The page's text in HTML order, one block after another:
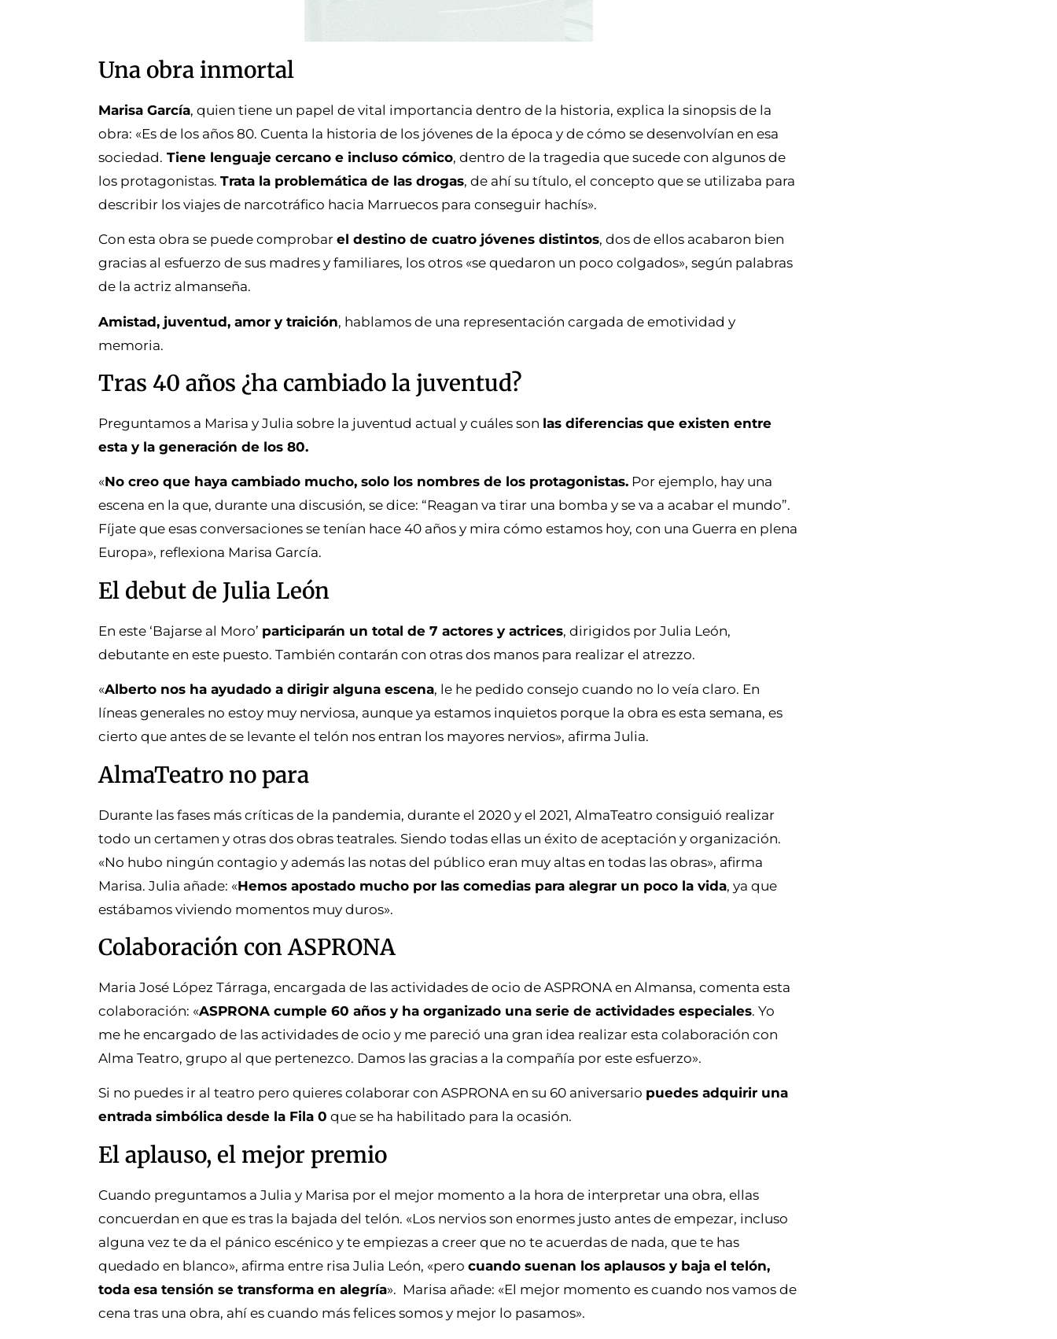
Una obra inmortal
Marisa García, quien tiene un papel de vital importancia dentro de la historia, explica la sinopsis de la
obra: «Es de los años 80. Cuenta la historia de los jóvenes de la época y de cómo se desenvolvían en esa
sociedad. Tiene lenguaje cercano e incluso cómico, dentro de la tragedia que sucede con algunos de
los protagonistas. Trata la problemática de las drogas, de ahí su título, el concepto que se utilizaba para
describir los viajes de narcotráfico hacia Marruecos para conseguir hachís».
Con esta obra se puede comprobar el destino de cuatro jóvenes distintos, dos de ellos acabaron bien
gracias al esfuerzo de sus madres y familiares, los otros «se quedaron un poco colgados», según palabras
de la actriz almanseña.
Amistad, juventud, amor y traición, hablamos de una representación cargada de emotividad y
memoria.
Tras 40 años ¿ha cambiado la juventud?
Preguntamos a Marisa y Julia sobre la juventud actual y cuáles son las diferencias que existen entre
esta y la generación de los 80.
«No creo que haya cambiado mucho, solo los nombres de los protagonistas. Por ejemplo, hay una
escena en la que, durante una discusión, se dice: “Reagan va tirar una bomba y se va a acabar el mundo”.
Fíjate que esas conversaciones se tenían hace 40 años y mira cómo estamos hoy, con una Guerra en plena
Europa», reflexiona Marisa García.
El debut de Julia León
En este ‘Bajarse al Moro’ participarán un total de 7 actores y actrices, dirigidos por Julia León,
debutante en este puesto. También contarán con otras dos manos para realizar el atrezzo.
«Alberto nos ha ayudado a dirigir alguna escena, le he pedido consejo cuando no lo veía claro. En
líneas generales no estoy muy nerviosa, aunque ya estamos inquietos porque la obra es esta semana, es
cierto que antes de se levante el telón nos entran los mayores nervios», afirma Julia.
AlmaTeatro no para
Durante las fases más críticas de la pandemia, durante el 2020 y el 2021, AlmaTeatro consiguió realizar
todo un certamen y otras dos obras teatrales. Siendo todas ellas un éxito de aceptación y organización.
«No hubo ningún contagio y además las notas del público eran muy altas en todas las obras», afirma
Marisa. Julia añade: «Hemos apostado mucho por las comedias para alegrar un poco la vida, ya que
estábamos viviendo momentos muy duros».
Colaboración con ASPRONA
Maria José López Tárraga, encargada de las actividades de ocio de ASPRONA en Almansa, comenta esta
colaboración: «ASPRONA cumple 60 años y ha organizado una serie de actividades especiales. Yo
me he encargado de las actividades de ocio y me pareció una gran idea realizar esta colaboración con
Alma Teatro, grupo al que pertenezco. Damos las gracias a la compañía por este esfuerzo».
Si no puedes ir al teatro pero quieres colaborar con ASPRONA en su 60 aniversario puedes adquirir una
entrada simbólica desde la Fila 0 que se ha habilitado para la ocasión.
El aplauso, el mejor premio
Cuando preguntamos a Julia y Marisa por el mejor momento a la hora de interpretar una obra, ellas
concuerdan en que es tras la bajada del telón. «Los nervios son enormes justo antes de empezar, incluso
alguna vez te da el pánico escénico y te empiezas a creer que no te acuerdas de nada, que te has
quedado en blanco», afirma entre risa Julia León, «pero cuando suenan los aplausos y baja el telón,
toda esa tensión se transforma en alegría». Marisa añade: «El mejor momento es cuando nos vamos de
cena tras una obra, ahí es cuando más felices somos y mejor lo pasamos».